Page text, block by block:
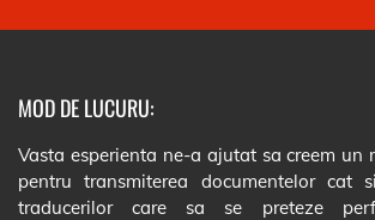
MOD DE LUCURU:
Vasta esperienta ne-a ajutat sa creem un
pentru transmiterea documentelor cat
traducerilor care sa se preteze